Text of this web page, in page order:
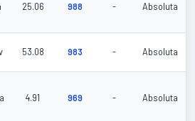
25.06 988 - Absoluta
53.08 983 - Absoluta
4.91 969 - Absoluta